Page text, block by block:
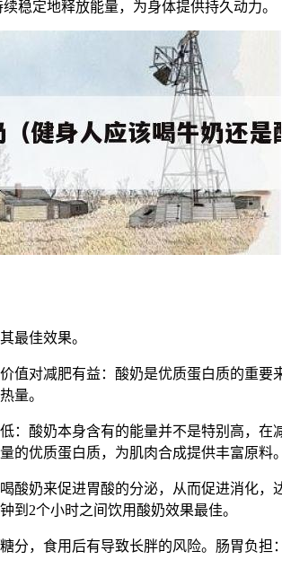
稳定地释放能量，为身体提供持久动力。
最佳效果。
对减肥有益：酸奶是优质蛋白质的重
量。
酸奶本身含有的能量并不是特别高，
的优质蛋白质，为肌肉合成提供丰富原料。
奶来促进胃酸的分泌，从而促进消化
到2个小时之间饮用酸奶效果最佳。
，食用后有导致长胖的风险。肠胃负